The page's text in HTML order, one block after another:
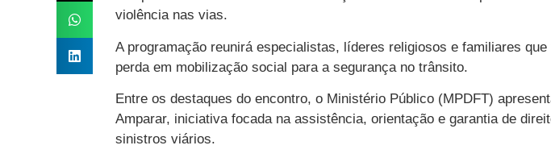
violência nas vias.
A programação reunirá especialistas, líderes religiosos e familiares
perda em mobilização social para a segurança no trânsito.
Entre os destaques do encontro, o Ministério Público (MPDFT)
Amparar, iniciativa focada na assistência, orientação e garantia de
sinistros viários.